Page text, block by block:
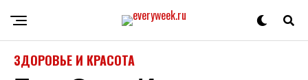
ЗДОРОВЬЕ И КРАСОТА